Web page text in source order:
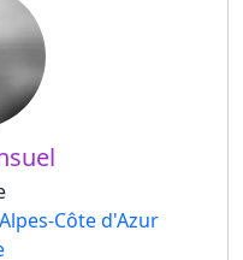
Côte d'Azur